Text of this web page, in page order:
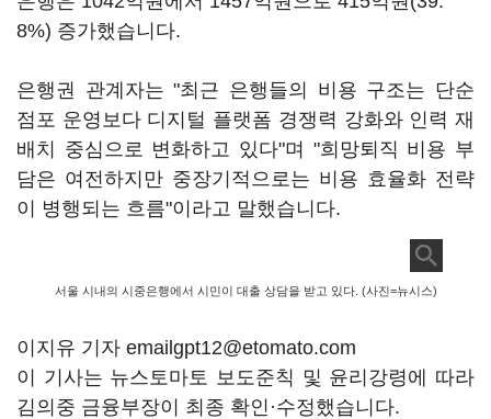
8%) 증가했습니다.
은행권 관계자는 "최근 은행들의 비용 구조는 단순
점포 운영보다 디지털 플랫폼 경쟁력 강화와 인력 재
배치 중심으로 변화하고 있다"며 "희망퇴직 비용 부
담은 여전하지만 중장기적으로는 비용 효율화 전략
이 병행되는 흐름"이라고 말했습니다.
서울 시내의 시중은행에서 시민이 대출 상담을 받고 있다. (사진=뉴시스)
이지유 기자 emailgpt12@etomato.com
이 기사는 뉴스토마토 보도준칙 및 윤리강령에 따라
김의중 금융부장이 최종 확인·수정했습니다.